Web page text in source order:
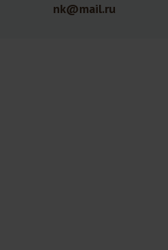
nk@mail.ru